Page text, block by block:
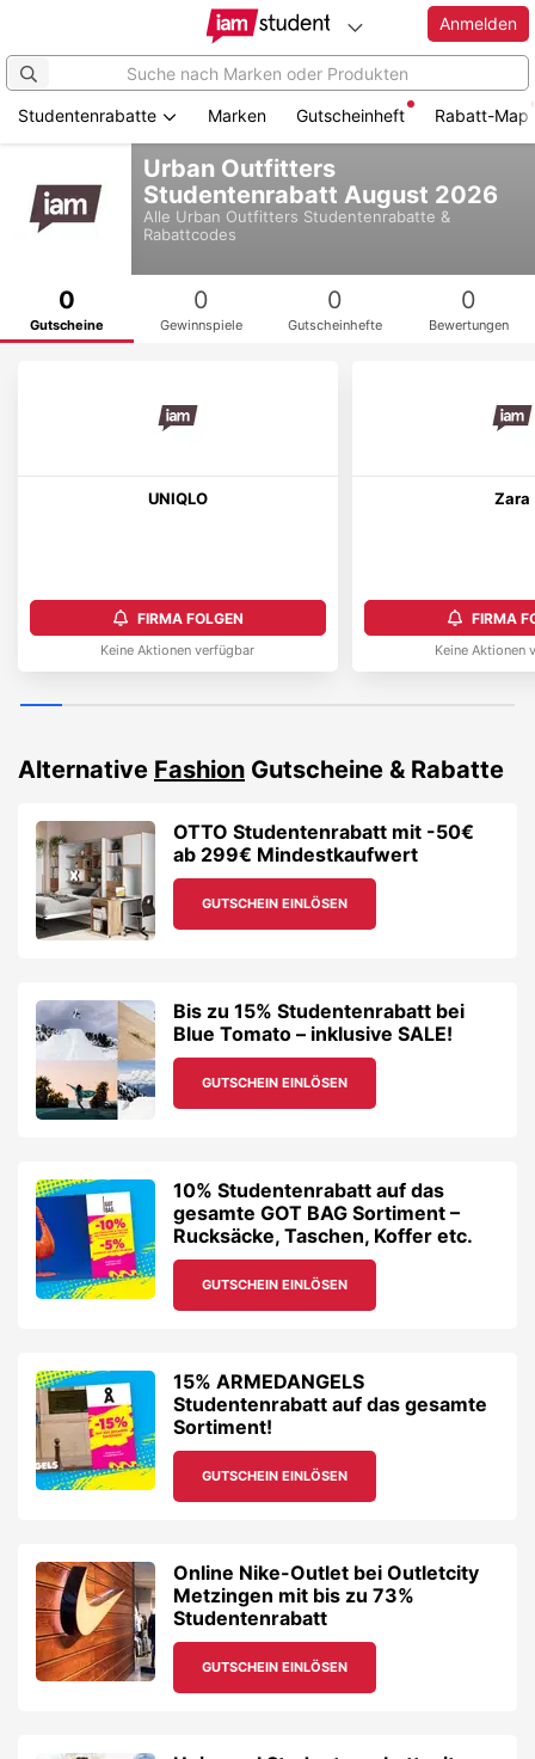
springen
Anmelden
Studentenrabatte Marken Gutscheinheft Rabatt-Map
Urban Outfitters
Studentenrabatt August 2026
Alle Urban Outfitters Studentenrabatte &
Rabattcodes
0
Gutscheine
0
Gewinnspiele
0
Gutscheinhefte
0
Bewertungen
UNIQLO
FIRMA FOLGEN
Keine Aktionen verfügbar
Zara
FIRMA
Keine Aktionen
Alternative Fashion Gutscheine & Rabatte
OTTO Studentenrabatt mit -50€
ab 299€ Mindestkaufwert
GUTSCHEIN EINLÖSEN
Bis zu 15% Studentenrabatt bei
Blue Tomato – inklusive SALE!
GUTSCHEIN EINLÖSEN
10% Studentenrabatt auf das
gesamte GOT BAG Sortiment –
Rucksäcke, Taschen, Koffer etc.
GUTSCHEIN EINLÖSEN
15% ARMEDANGELS
Studentenrabatt auf das gesamte
Sortiment!
GUTSCHEIN EINLÖSEN
Online Nike-Outlet bei Outletcity
Metzingen mit bis zu 73%
Studentenrabatt
GUTSCHEIN EINLÖSEN